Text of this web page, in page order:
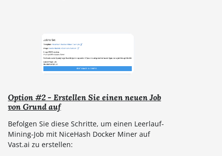
Option #2 - Erstellen Sie einen neuen Job
von Grund auf
Befolgen Sie diese Schritte, um einen Leerlauf-
Mining-Job mit NiceHash Docker Miner auf
Vast.ai zu erstellen: